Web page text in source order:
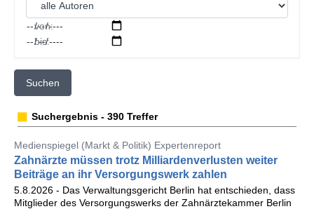
von:
bis:
Suchen
Suchergebnis - 390 Treffer
Medienspiegel (Markt & Politik) Expertenreport
Zahnärzte müssen trotz Milliardenverlusten weiter
Beiträge an ihr Versorgungswerk zahlen
5.8.2026 - Das Verwaltungsgericht Berlin hat entschieden, dass
Mitglieder des Versorgungswerks der Zahnärztekammer Berlin